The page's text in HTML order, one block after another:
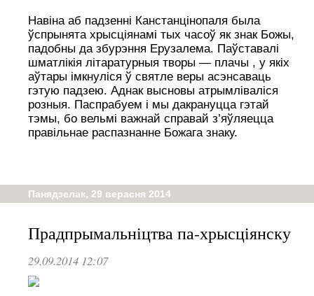
Навіна аб падзенні Канстанцінопаля была
ўспрынята хрысціянамі тых часоў як знак Божы,
падобны да збурэння Ерузалема. Паўставалі
шматлікія літаратурныя творы — плачы , у якіх
аўтары імкнуліся ў святле веры асэнсаваць
гэтую падзею. Аднак высновы атрымліваліся
розныя. Паспрабуем і мы дакрануцца гэтай
тэмы, бо вельмі важнай справай з’яўляецца
правільнае распазнанне Божага знаку.
Панядзелак, 29 верасня 2014
Прадпрымальніцтва па-хрысціянску
29.09.2014 12:07